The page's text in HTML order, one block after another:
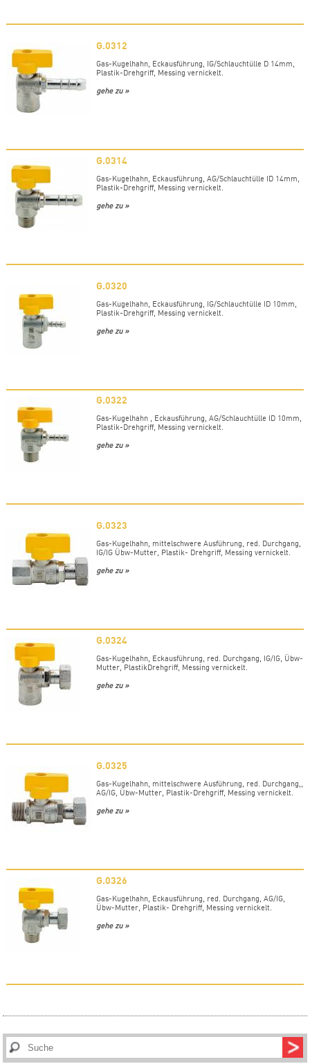
G.0312
Gas-Kugelhahn, Eckausführung, IG/Schlauchtülle D 14mm,
Plastik-Drehgriff, Messing vernickelt.
gehe zu »
G.0314
Gas-Kugelhahn, Eckausführung, AG/Schlauchtülle ID 14mm,
Plastik-Drehgriff, Messing vernickelt.
gehe zu »
G.0320
Gas-Kugelhahn, Eckausführung, IG/Schlauchtülle ID 10mm,
Plastik-Drehgriff, Messing vernickelt.
gehe zu »
G.0322
Gas-Kugelhahn , Eckausführung, AG/Schlauchtülle ID 10mm,
Plastik-Drehgriff, Messing vernickelt.
gehe zu »
G.0323
Gas-Kugelhahn, mittelschwere Ausführung, red. Durchgang,
IG/IG Übw-Mutter, Plastik- Drehgriff, Messing vernickelt.
gehe zu »
G.0324
Gas-Kugelhahn, Eckausführung, red. Durchgang, IG/IG, Übw-
Mutter, PlastikDrehgriff, Messing vernickelt.
gehe zu »
G.0325
Gas-Kugelhahn, mittelschwere Ausführung, red. Durchgang,,
AG/IG, Übw-Mutter, Plastik-Drehgriff, Messing vernickelt.
gehe zu »
G.0326
Gas-Kugelhahn, Eckausführung, red. Durchgang, AG/IG,
Übw-Mutter, Plastik- Drehgriff, Messing vernickelt.
gehe zu »